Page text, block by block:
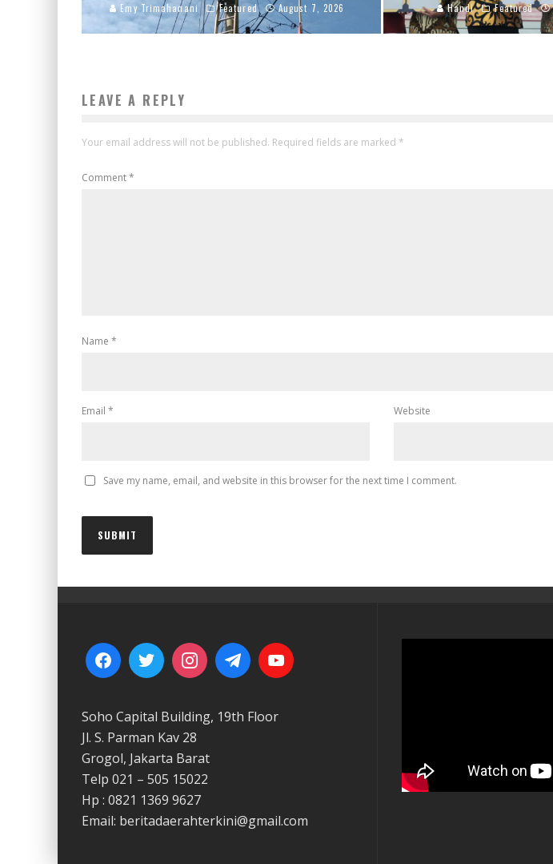
Emy Trimahanani Featured August 7, 2026 Handi Featured
LEAVE A REPLY
Your email address will not be published. Required fields are marked *
Comment*
Name *
Email * Website
Save my name, email, and website in this browser for the next time I comment.
Soho Capital Building, 19th Floor
Jl. S. Parman Kav 28
Grogol, Jakarta Barat
Telp 021 – 505 15022
Hp : 0821 1369 9627
Email: beritadaerahterkini@gmail.com